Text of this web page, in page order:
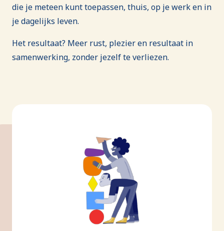
die je meteen kunt toepassen, thuis, op je werk en in
je dagelijks leven.
Het resultaat? Meer rust, plezier en resultaat in
samenwerking, zonder jezelf te verliezen.